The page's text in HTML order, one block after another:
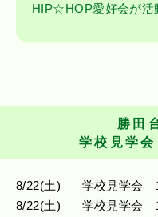
HIP☆HOP愛好会が活
勝田
学校見学
8/22(土) 学校見学会
8/22(土) 学校見学会